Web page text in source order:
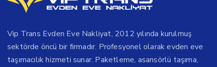
Vip Trans Evden Eve Nakliyat, 2012 yılında kurulmuş
sektörde öncü bir firmadır. Profesyonel olarak evden eve
taşımacılık hizmeti sunar. Paketleme, asansörlü taşıma,